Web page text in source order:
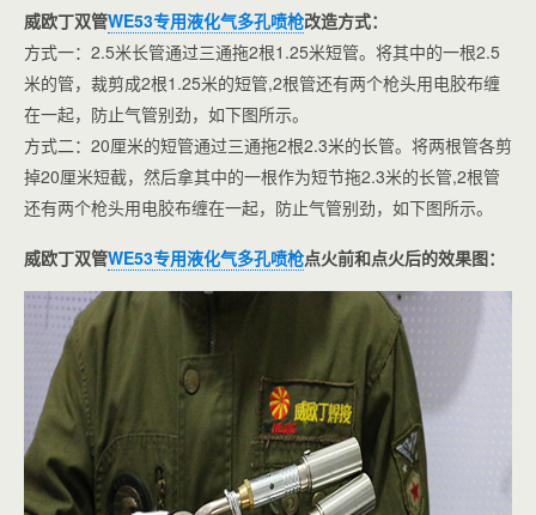
威欧丁双管WE53专用液化气多孔喷枪改造方式：
方式一：2.5米长管通过三通拖2根1.25米短管。将其中的一根2.5
米的管，裁剪成2根1.25米的短管,2根管还有两个枪头用电胶布缠
在一起，防止气管别劲，如下图所示。
方式二：20厘米的短管通过三通拖2根2.3米的长管。将两根管各剪
掉20厘米短截，然后拿其中的一根作为短节拖2.3米的长管,2根管
还有两个枪头用电胶布缠在一起，防止气管别劲，如下图所示。
威欧丁双管WE53专用液化气多孔喷枪点火前和点火后的效果图：